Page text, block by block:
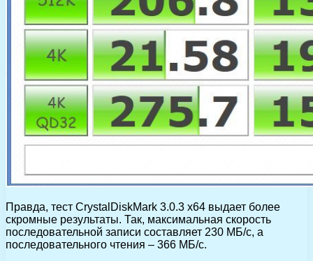
Правда, тест CrystalDiskMark 3.0.3 х64 выдает более
скромные результаты. Так, максимальная скорость
последовательной записи составляет 230 МБ/с, а
последовательного чтения – 366 МБ/с.